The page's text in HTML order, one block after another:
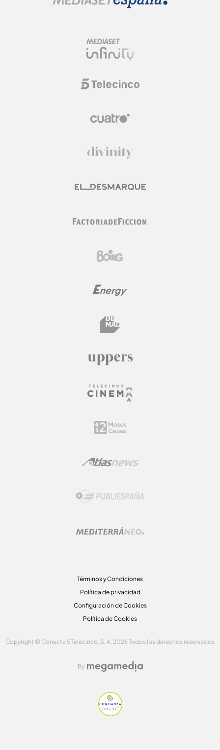
Términos y Condiciones
Política de privacidad
Configuración de Cookies
Política de Cookies
Copyright © Conecta 5 Telecinco, S. A. 2026 Todos los derechos reservados
By